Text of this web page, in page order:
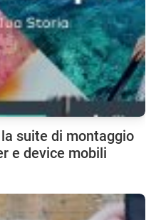
suite di montaggio
e device mobili